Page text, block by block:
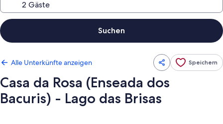
Suchen
Alle Unterkünfte anzeigen Speichern
Casa da Rosa (Enseada dos
Bacuris) - Lago das Brisas